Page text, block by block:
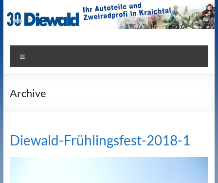
Inhalt
springen
Zweiradshop Diewald
Archive
Diewald-Frühlingsfest-2018-1